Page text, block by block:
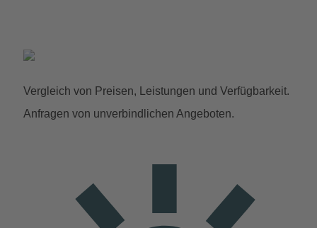
Vergleich von Preisen, Leistungen und Verfügbarkeit.
Anfragen von unverbindlichen Angeboten.